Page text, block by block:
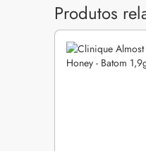
Produtos